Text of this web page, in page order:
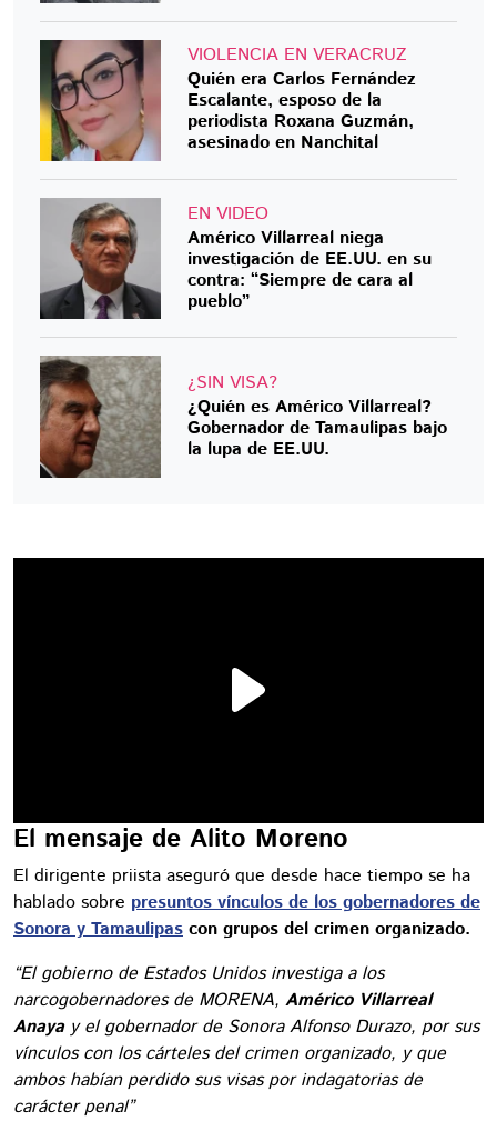
VIOLENCIA EN VERACRUZ
Quién era Carlos Fernández
Escalante, esposo de la
periodista Roxana Guzmán,
asesinado en Nanchital
EN VIDEO
Américo Villarreal niega
investigación de EE.UU. en su
contra: “Siempre de cara al
pueblo”
¿SIN VISA?
¿Quién es Américo Villarreal?
Gobernador de Tamaulipas bajo
la lupa de EE.UU.
El mensaje de Alito Moreno
El dirigente priista aseguró que desde hace tiempo se ha
hablado sobre presuntos vínculos de los gobernadores de
Sonora y Tamaulipas con grupos del crimen organizado.
“El gobierno de Estados Unidos investiga a los
narcogobernadores de MORENA, Américo Villarreal
Anayay el gobernador de Sonora Alfonso Durazo, por sus
vínculos con los cárteles del crimen organizado, y que
ambos habían perdido sus visas por indagatorias de
carácter penal”